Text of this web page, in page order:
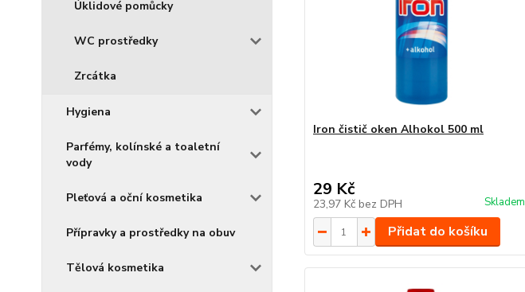
Úklidové pomůcky
WC prostředky
Zrcátka
Hygiena
Parfémy, kolínské a toaletní
vody
Pleťová a oční kosmetika
Přípravky a prostředky na obuv
Tělová kosmetika
Iron čistič oken Alhokol 500 ml
29 Kč
23,97 Kč bez DPH Skladem
Přidat do košíku